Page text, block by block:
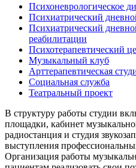
Психоневрологическое
Психиатрический
Психиатрический
реабилитации
Психотерапевтический
Музыкальный клуб
Арттерапевтическая
Социальная служба
Театральный проект
В структуру работы студии
площадки, кабинет
радиостанция и студия
выступления
Организация работы